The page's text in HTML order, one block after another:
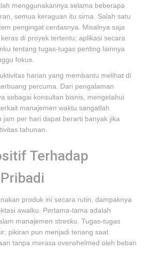
menggunakannya selama beberapa
semua keraguan itu sirna. Salah satu
pengingat cerdasnya. Misalnya saja
di proyek tertentu; aplikasi secara
tentang tugas-tugas penting lainnya
fokus.
harian yang membantu melihat di
percuma. Dari pengalaman
sebagai konsultan bisnis, mengetahui
manajemen waktu sangatlah
jam per hari dapat berarti banyak jika
tahunan.
Terhadap
produk ini secara rutin, dampaknya
awalku. Pertama-tama adalah
manajemen stresku. Tugas-tugas
pikiran pun menjadi tenang saat
tanpa merasa overwhelmed oleh beban